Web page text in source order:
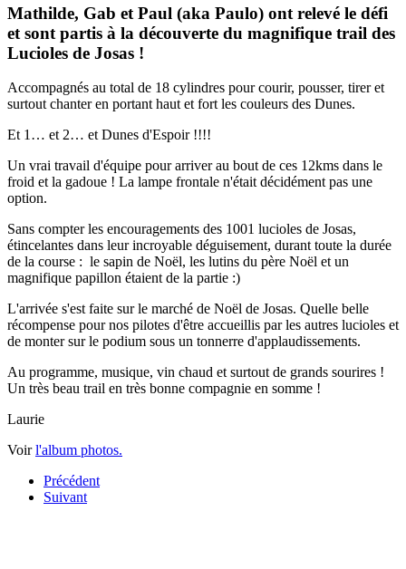
Mathilde, Gab et Paul (aka Paulo) ont relevé le défi
et sont partis à la découverte du magnifique trail des
Lucioles de Josas !
Accompagnés au total de 18 cylindres pour courir, pousser, tirer et
surtout chanter en portant haut et fort les couleurs des Dunes.
Et 1… et 2… et Dunes d'Espoir !!!!
Un vrai travail d'équipe pour arriver au bout de ces 12kms dans le
froid et la gadoue ! La lampe frontale n'était décidément pas une
option.
Sans compter les encouragements des 1001 lucioles de Josas,
étincelantes dans leur incroyable déguisement, durant toute la durée
de la course : le sapin de Noël, les lutins du père Noël et un
magnifique papillon étaient de la partie :)
L'arrivée s'est faite sur le marché de Noël de Josas. Quelle belle
récompense pour nos pilotes d'être accueillis par les autres lucioles et
de monter sur le podium sous un tonnerre d'applaudissements.
Au programme, musique, vin chaud et surtout de grands sourires !
Un très beau trail en très bonne compagnie en somme !
Laurie
Voirl'album photos.
Précédent
Suivant